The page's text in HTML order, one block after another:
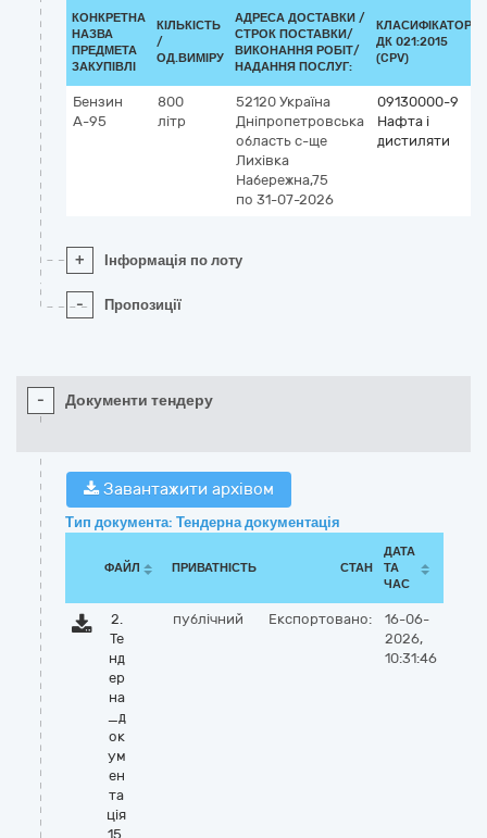
КОНКРЕТНА
НАЗВА
ПРЕДМЕТА
ЗАКУПІВЛІ
КІЛЬКІСТЬ
/
ОД.ВИМІРУ
АДРЕСА ДОСТАВКИ /
СТРОК ПОСТАВКИ/
ВИКОНАННЯ РОБІТ/
НАДАННЯ ПОСЛУГ:
КЛАСИФІКАТОР
ДК 021:2015
(CPV)
Бензин
А-95
800
літр
52120 Україна
Дніпропетровська
область с-ще
Лихівка
Набережна,75
по 31-07-2026
09130000-9
Нафта і
дистиляти
+ Інформація по лоту
- Пропозиції
- Документи тендеру
Завантажити архівом
Тип документа: Тендерна документація
ФАЙЛ ПРИВАТНІСТЬ СТАН
ДАТА
ТА
ЧАС
2.
Те
нд
ер
на
_д
ок
ум
ен
та
ція
15.
публічний Експортовано:
16-06-
2026,
10:31:46